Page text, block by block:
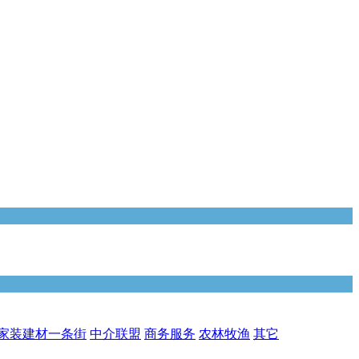
装建材一条街 中介联盟 商务服务 农林牧渔 其它